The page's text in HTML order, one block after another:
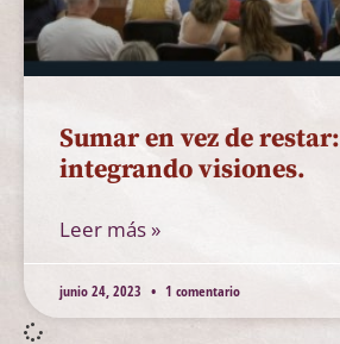
Sumar en vez de restar:
integrando visiones.
Leer más »
junio 24, 2023 1 comentario